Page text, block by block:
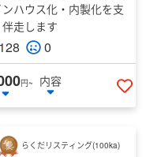
ンハウス化・内製化を支
走します
128 0
円~
内容
い
らくだリスティング(100ka)